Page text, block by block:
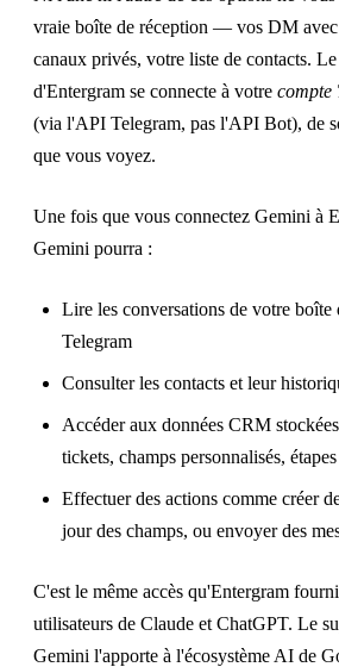
vraie boîte de réception — vos DM avec
canaux privés, votre liste de contacts.
d'Entergram se connecte à votre compte
(via l'API Telegram, pas l'API Bot), de
que vous voyez.
Une fois que vous connectez Gemini à
Gemini pourra :
Lire les conversations de votre boîte
Telegram
Consulter les contacts et leur
Accéder aux données CRM
tickets, champs personnalisés,
Effectuer des actions comme créer
jour des champs, ou envoyer des
C'est le même accès qu'Entergram
utilisateurs de Claude et ChatGPT. Le
Gemini l'apporte à l'écosystème AI de